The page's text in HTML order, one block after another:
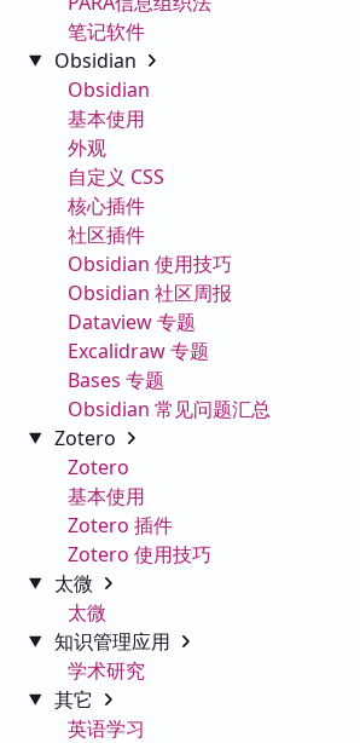
笔记软件
Obsidian
Obsidian
基本使用
外观
自定义 CSS
核心插件
社区插件
Obsidian 使用技巧
Obsidian 社区周报
Dataview 专题
Excalidraw 专题
Bases 专题
Obsidian 常见问题汇总
Zotero
Zotero
基本使用
Zotero 插件
Zotero 使用技巧
太微
太微
知识管理应用
学术研究
其它
英语学习